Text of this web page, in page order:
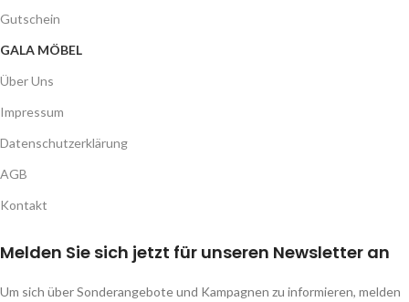
Gutschein
GALA MÖBEL
Über Uns
Impressum
Datenschutzerklärung
AGB
Kontakt
Melden Sie sich jetzt für unseren Newsletter an
Um sich über Sonderangebote und Kampagnen zu informieren, melden